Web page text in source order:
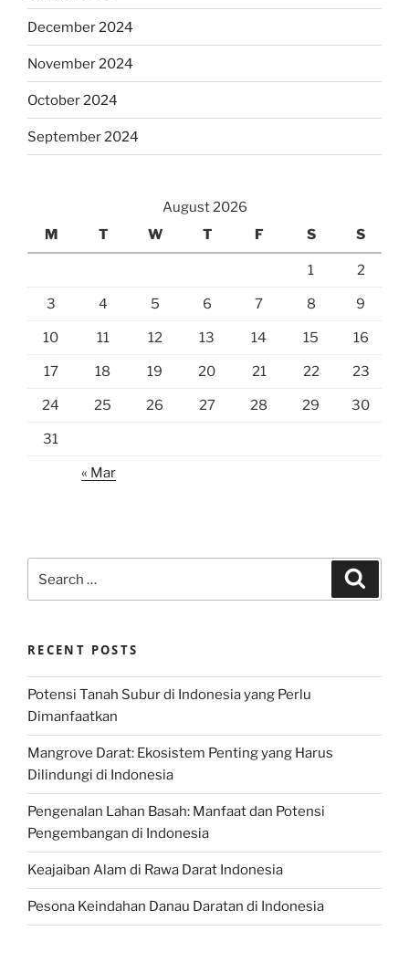
December 2024
November 2024
October 2024
September 2024
August 2026
M
T W T F S S
1 2
3 4 5 6 7 8 9
10 11 12 13 14 15 16
17 18 19 20 21 22 23
24 25 26 27 28 29 30
31
« Mar
for:
RECENT POSTS
Potensi Tanah Subur di Indonesia yang Perlu
Dimanfaatkan
Mangrove Darat: Ekosistem Penting yang Harus
Dilindungi di Indonesia
Pengenalan Lahan Basah: Manfaat dan Potensi
Pengembangan di Indonesia
Keajaiban Alam di Rawa Darat Indonesia
Pesona Keindahan Danau Daratan di Indonesia